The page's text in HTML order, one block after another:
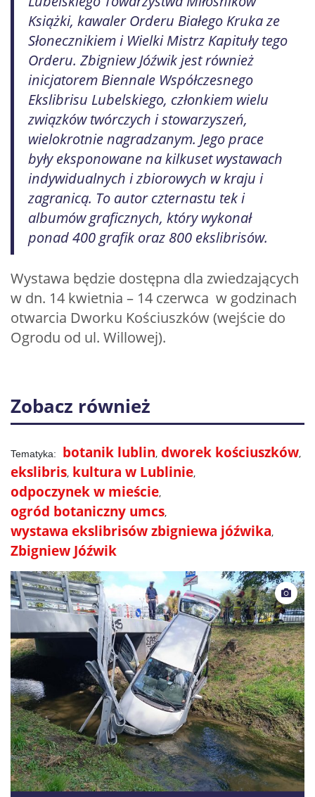
Książki, kawaler Orderu Białego Kruka ze
Słonecznikiem i Wielki Mistrz Kapituły tego
Orderu. Zbigniew Jóźwik jest również
inicjatorem Biennale Współczesnego
Ekslibrisu Lubelskiego, członkiem wielu
związków twórczych i stowarzyszeń,
wielokrotnie nagradzanym. Jego prace
były eksponowane na kilkuset wystawach
indywidualnych i zbiorowych w kraju i
zagranicą. To autor czternastu tek i
albumów graficznych, który wykonał
ponad 400 grafik oraz 800 ekslibrisów.
Wystawa będzie dostępna dla zwiedzających
w dn. 14 kwietnia – 14 czerwca w godzinach
otwarcia Dworku Kościuszków (wejście do
Ogrodu od ul. Willowej).
Zobacz również
botanik lublin dworek kościuszków
ekslibris kultura w Lublinie
odpoczynek w mieście
ogród botaniczny umcs
wystawa ekslibrisów zbigniewa jóźwika
Zbigniew Jóźwik